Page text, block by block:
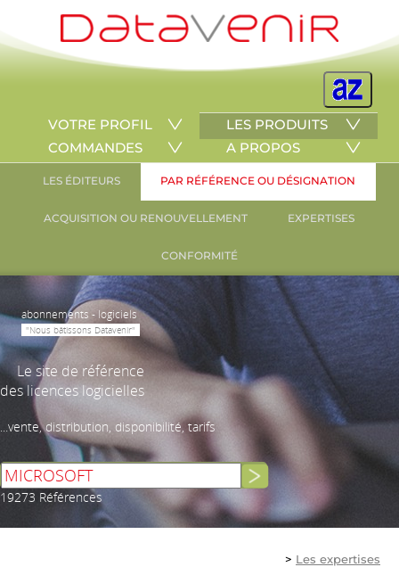
VOTRE PROFIL
LES PRODUITS
COMMANDES
A PROPOS
LES ÉDITEURS PAR RÉFÉRENCE OU DÉSIGNATION
ACQUISITION OU RENOUVELLEMENT EXPERTISES
CONFORMITÉ
abonnements - logiciels
"Nous bâtissons Datavenir"
Le site de référence
des licences logicielles
...vente, distribution, disponibilité, tarifs
19273 Références
> Les expertises